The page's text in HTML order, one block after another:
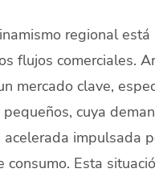
regional está
flujos comerciales.
mercado clave,
cuya
impulsada
consumo. Esta